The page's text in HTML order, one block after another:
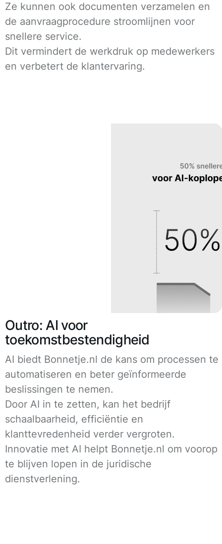
Ze kunnen ook documenten verzamelen en
de aanvraagprocedure stroomlijnen voor
snellere service.
Dit vermindert de werkdruk op medewerkers
en verbetert de klantervaring.
Outro: AI voor
toekomstbestendigheid
AI biedt Bonnetje.nl de kans om processen te
automatiseren en beter geïnformeerde
beslissingen te nemen.
Door AI in te zetten, kan het bedrijf
schaalbaarheid, efficiëntie en
klanttevredenheid verder vergroten.
Innovatie met AI helpt Bonnetje.nl om voorop
te blijven lopen in de juridische
dienstverlening.